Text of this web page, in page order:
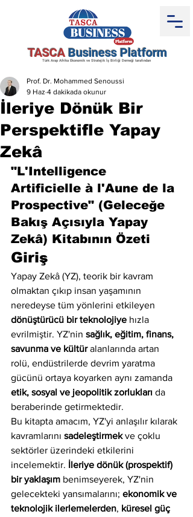
TASCA Business Platform
Türk Arap Afrika Ekonomik ve Stratejik İş Birliği Derneği tarafından
İleriye Dönük Bir
Perspektifle Yapay
Zekâ
Prof. Dr. Mohammed Senoussi
9 Haz 4 dakikada okunur
"L'Intelligence
Artificielle à l'Aune de la
Prospective" (Geleceğe
Bakış Açısıyla Yapay
Zekâ) Kitabının Özeti
Giriş
Yapay Zekâ (YZ), teorik bir kavram
olmaktan çıkıp insan yaşamının
neredeyse tüm yönlerini etkileyen
dönüştürücü bir teknolojiye hızla
evrilmiştir. YZ'nin sağlık, eğitim, finans,
savunma ve kültür alanlarında artan
rolü, endüstrilerde devrim yaratma
gücünü ortaya koyarken aynı zamanda
etik, sosyal ve jeopolitik zorlukları da
beraberinde getirmektedir.
Bu kitapta amacım, YZ'yi anlaşılır kılarak
kavramlarını sadeleştirmek ve çoklu
sektörler üzerindeki etkilerini
incelemektir. İleriye dönük (prospektif)
bir yaklaşım benimseyerek, YZ'nin
gelecekteki yansımalarını; ekonomik ve
teknolojik ilerlemelerden, küresel güç